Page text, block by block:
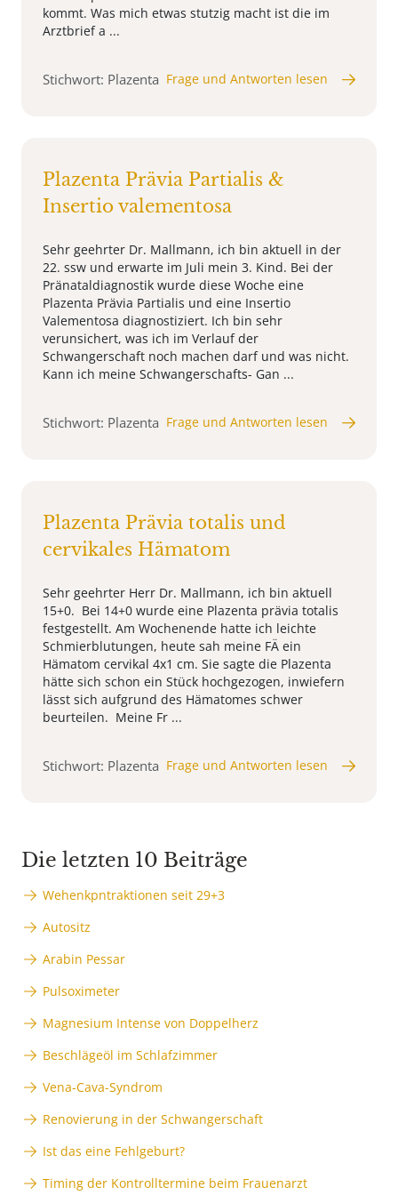
kommt. Was mich etwas stutzig macht ist die im
Arztbrief a ...
Stichwort: Plazenta Frage und Antworten lesen
Plazenta Prävia Partialis &
Insertio valementosa
Sehr geehrter Dr. Mallmann, ich bin aktuell in der
22. ssw und erwarte im Juli mein 3. Kind. Bei der
Pränataldiagnostik wurde diese Woche eine
Plazenta Prävia Partialis und eine Insertio
Valementosa diagnostiziert. Ich bin sehr
verunsichert, was ich im Verlauf der
Schwangerschaft noch machen darf und was nicht.
Kann ich meine Schwangerschafts- Gan ...
Stichwort: Plazenta Frage und Antworten lesen
Plazenta Prävia totalis und
cervikales Hämatom
Sehr geehrter Herr Dr. Mallmann, ich bin aktuell
15+0. Bei 14+0 wurde eine Plazenta prävia totalis
festgestellt. Am Wochenende hatte ich leichte
Schmierblutungen, heute sah meine FÄ ein
Hämatom cervikal 4x1 cm. Sie sagte die Plazenta
hätte sich schon ein Stück hochgezogen, inwiefern
lässt sich aufgrund des Hämatomes schwer
beurteilen. Meine Fr ...
Stichwort: Plazenta Frage und Antworten lesen
Die letzten 10 Beiträge
Wehenkpntraktionen seit 29+3
Autositz
Arabin Pessar
Pulsoximeter
Magnesium Intense von Doppelherz
Beschlägeöl im Schlafzimmer
Vena-Cava-Syndrom
Renovierung in der Schwangerschaft
Ist das eine Fehlgeburt?
Timing der Kontrolltermine beim Frauenarzt